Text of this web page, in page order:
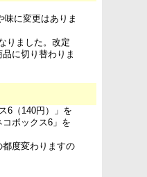
に変更はありま
りました。改定
に切り替わりま
6（140円）」を
ボックス6」を
都度変わりますの